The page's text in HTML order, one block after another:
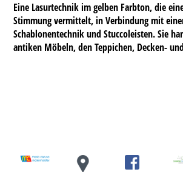
Eine Lasurtechnik im gelben Farbton, die
Stimmung vermittelt, in Verbindung mit
Schablonentechnik und Stuccoleisten. Sie
antiken Möbeln, den Teppichen, Decken-